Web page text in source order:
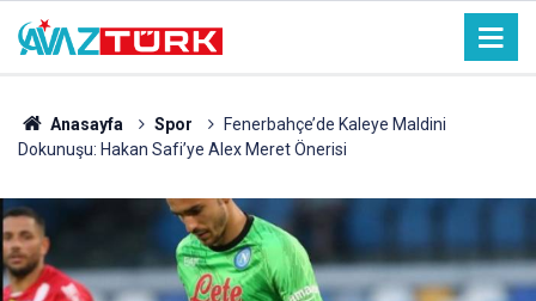
Anasayfa Spor
Fenerbahçe’de Kaleye Maldini
Dokunuşu: Hakan Safi’ye Alex Meret Önerisi